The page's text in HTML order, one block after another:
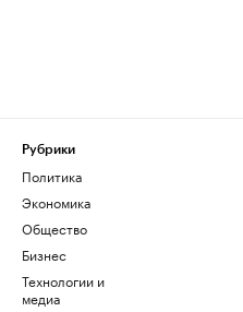
Рубрики
Политика
Экономика
Общество
Бизнес
Технологии и
медиа